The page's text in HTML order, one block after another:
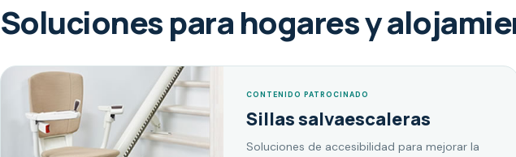
Soluciones para hogares y
CONTENIDO PATROCINADO
Sillas salvaescaleras
Soluciones de accesibilidad para mejorar la